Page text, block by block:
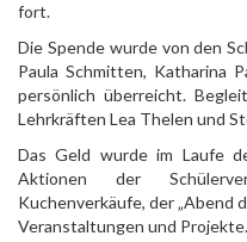
fort.
Die Spende wurde von den
Paula Schmitten, Katharina
persönlich überreicht.
Lehrkräften Lea Thelen und
Das Geld wurde im Laufe
Aktionen der
Kuchenverkäufe, der „Abend
Veranstaltungen und Projekte.